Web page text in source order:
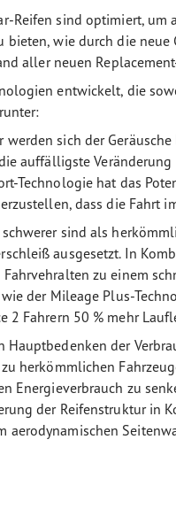
Reifen sind optimiert,
wie durch die neue
aller neuen
entwickelt, die
werden sich der
auffälligste
Technologie hat das
dass die Fahrt
sind als
ausgesetzt. In
zu einem
der Mileage Plus-
2 Fahrern 50 % mehr
der
herkömmlichen
Energieverbrauch zu
der Reifenstruktur in
aerodynamischen